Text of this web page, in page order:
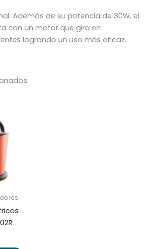
Además de su potencia de 30W, el
con un motor que gira en
logrando un uso más eficaz.